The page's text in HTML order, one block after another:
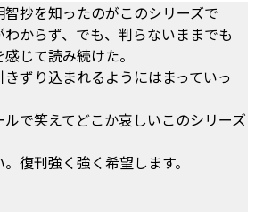
抄を知ったのがこのシリーズで
からず、でも、判らないままでも
じて読み続けた。
ずり込まれるようにはまっていっ
で笑えてどこか哀しいこのシリーズ
復刊強く強く希望します。